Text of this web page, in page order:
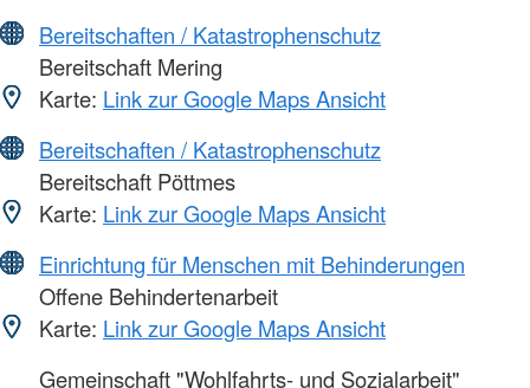
Bereitschaften / Katastrophenschutz
Bereitschaft Mering
Karte: Link zur Google Maps Ansicht
Bereitschaften / Katastrophenschutz
Bereitschaft Pöttmes
Karte: Link zur Google Maps Ansicht
Einrichtung für Menschen mit Behinderungen
Offene Behindertenarbeit
Karte: Link zur Google Maps Ansicht
Gemeinschaft "Wohlfahrts- und Sozialarbeit"